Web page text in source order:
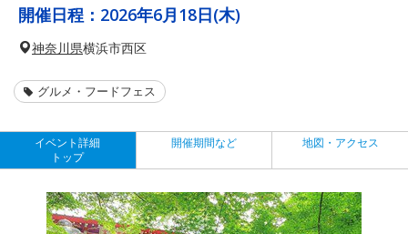
開催日程： 2026年6月18日(木)
神奈川県横浜市西区
グルメ・フードフェス
イベント詳細
トップ
開催期間など 地図・アクセス